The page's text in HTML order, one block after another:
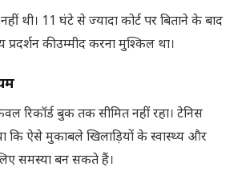
थी। 11 घंटे से ज्यादा कोर्ट पर बिताने के बाद
प्रदर्शन की उम्मीद करना मुश्किल था।
रिकॉर्ड बुक तक सीमित नहीं रहा। टेनिस
कि ऐसे मुकाबले खिलाड़ियों के स्वास्थ्य और
समस्या बन सकते हैं।